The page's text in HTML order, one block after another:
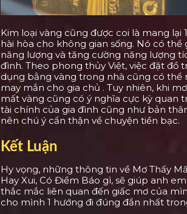
Kim loại vàng cũng được coi là mang lại
hài hòa cho không gian sống. Nó có thể
năng lượng và tăng cường năng lượng
đình. Theo phong thủy Việt, việc đặt đồ
dụng bằng vàng trong nhà cũng có thể
may mắn cho gia chủ . Tuy nhiên, khi
mất vàng cũng có ý nghĩa cực kỳ quan
tài chính của gia đình cũng như bản
nên chú ý cẩn thận về chuyện tiền bạc.
Kết Luận
Hy vọng, những thông tin về Mơ Thấy
Hay Xui, Có Điềm Báo gì, sẽ giúp anh
thắc mắc liên quan đến giấc mơ của
cho mình 1 hướng đi đúng đắn nhất